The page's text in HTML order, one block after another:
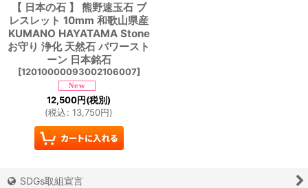
【 日本の石 】 熊野速玉石 ブ
レスレット 10mm 和歌山県産
KUMANO HAYATAMA Stone
お守り 浄化 天然石 パワースト
ーン 日本銘石
[12010000093002106007]
12,500円(税別)
(税込: 13,750円)
SDGs取組宣言